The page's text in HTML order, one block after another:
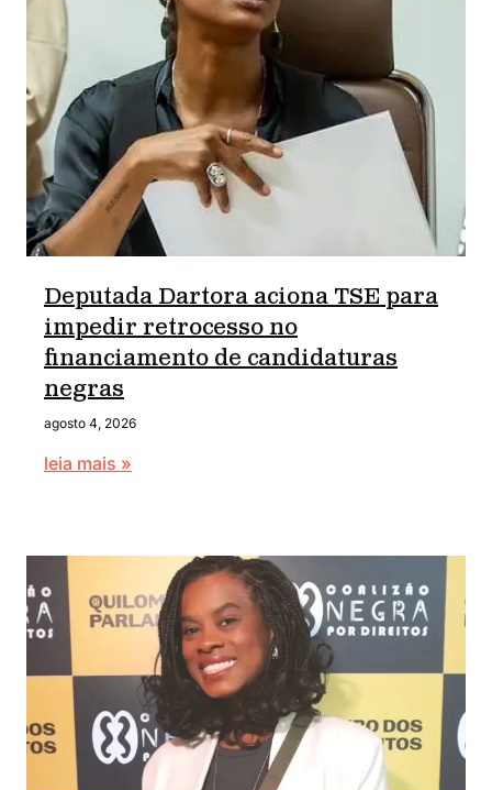
Deputada Dartora aciona TSE para
impedir retrocesso no
financiamento de candidaturas
negras
agosto 4, 2026
leia mais »